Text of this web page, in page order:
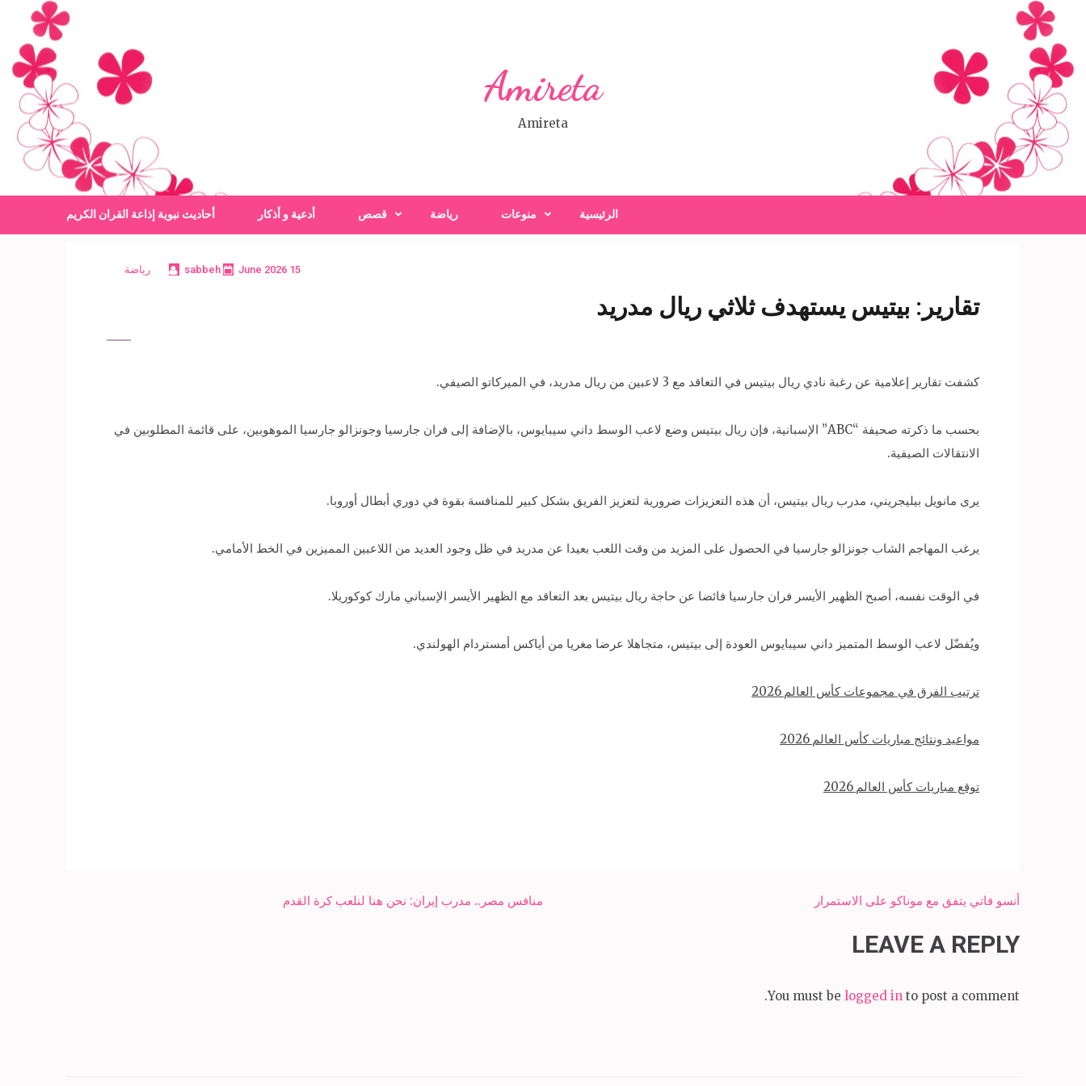
content
(Press
Enter)
Amireta
Amireta
الرئيسية منوعات رياضة قصص أدعية و أذكار أحاديث نبوية إذاعة القران الكريم
15 June 2026
sabbeh رياضة
تقارير: بيتيس يستهدف ثلاثي ريال مدريد
كشفت تقارير إعلامية عن رغبة نادي ريال بيتيس في التعاقد مع 3 لاعبين من ريال مدريد، في الميركاتو الصيفي.
بحسب ما ذكرته صحيفة “ABC” الإسبانية، فإن ريال بيتيس وضع لاعب الوسط داني سيبايوس، بالإضافة إلى فران جارسيا وجونزالو جارسيا الموهوبين، على قائمة المطلوبين في
الانتقالات الصيفية.
يرى مانويل بيليجريني، مدرب ريال بيتيس، أن هذه التعزيزات ضرورية لتعزيز الفريق بشكل كبير للمنافسة بقوة في دوري أبطال أوروبا.
يرغب المهاجم الشاب جونزالو جارسيا في الحصول على المزيد من وقت اللعب بعيدا عن مدريد في ظل وجود العديد من اللاعبين المميزين في الخط الأمامي.
في الوقت نفسه، أصبح الظهير الأيسر فران جارسيا فائضا عن حاجة ريال بيتيس بعد التعاقد مع الظهير الأيسر الإسباني مارك كوكوريلا.
ويُفضّل لاعب الوسط المتميز داني سيبايوس العودة إلى بيتيس، متجاهلا عرضا مغريا من أياكس أمستردام الهولندي.
ترتيب الفرق في مجموعات كأس العالم 2026
مواعيد ونتائج مباريات كأس العالم 2026
توقع مباريات كأس العالم 2026
Post
منافس مصر.. مدرب إيران: نحن هنا لنلعب كرة القدم أنسو فاتي يتفق مع موناكو على الاستمرار
LEAVE A REPLY
You must be logged in to post a comment.